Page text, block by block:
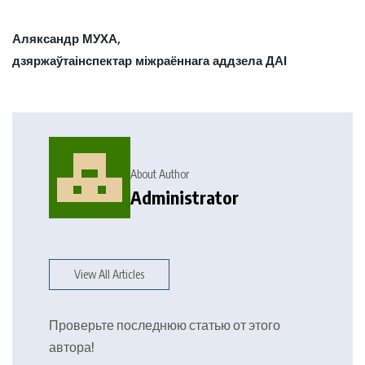
Аляксандр МУХА,
дзяржаўтаінспектар міжраённага аддзела ДАІ
About Author
Administrator
View All Articles
Проверьте последнюю статью от этого
автора!